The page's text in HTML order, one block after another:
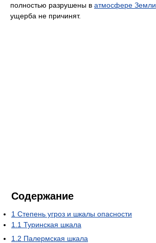
полностью разрушены в атмосфере Земли
ущерба не причинят.
Содержание
1 Степень угроз и шкалы опасности
1.1 Туринская шкала
1.2 Палермская шкала